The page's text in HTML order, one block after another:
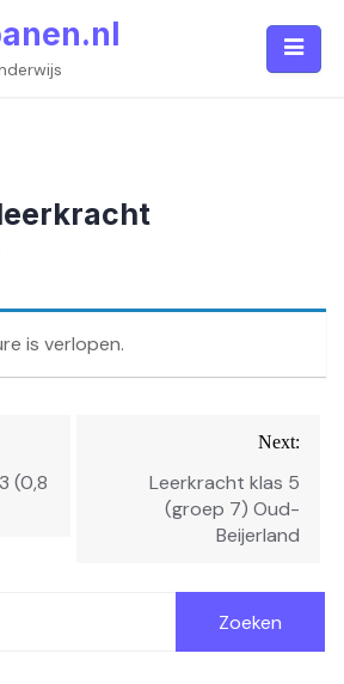
is verlopen.
(0,8
Next:
Leerkracht klas 5
(groep 7) Oud-
Beijerland